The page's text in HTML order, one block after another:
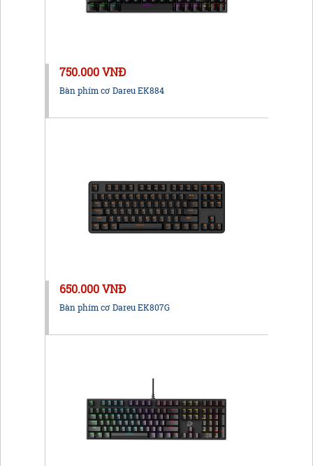
750.000 VNĐ
Bàn phím cơ Dareu EK884
650.000 VNĐ
Bàn phím cơ Dareu EK807G